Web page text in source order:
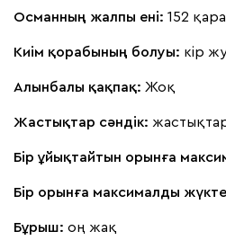
Букле
Альтеа
Османның жалпы ені: 152
Киім қорабының болуы: кір
Алынбалы қақпақ: Жоқ
Жастықтар сәндік:
Бір ұйықтайтын орынға
Бір орынға максималды
Бұрыш: оң жақ